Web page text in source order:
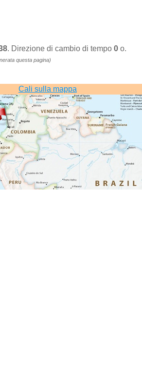
. Direzione di cambio di tempo 0 o.
questa pagina)
Cali sulla mappa